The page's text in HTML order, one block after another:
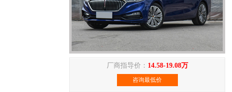
厂商指导价： 14.58-19.08万
咨询最低价